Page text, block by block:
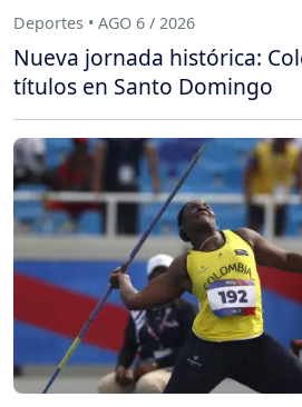
Deportes • AGO 6 / 2026
Nueva jornada histórica:
títulos en Santo Domingo